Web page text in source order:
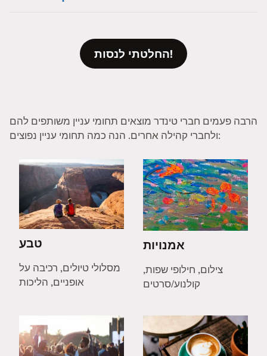
החלטתי לנסות!
הרבה פעמים חברי טינדר מוצאים תחומי עניין משותפים להם
ולחברי קהילה אחרים. הנה כמה תחומי עניין נפוצים:
טבע
מסלולי טיולים, רכיבה על
אופניים, הליכות
אמנויות
צילום, חילופי שפות,
קולנוע/סרטים